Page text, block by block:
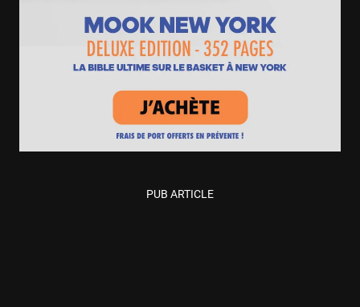
PUB ARTICLE